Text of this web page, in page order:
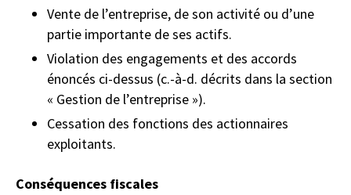
Vente de l’entreprise, de son activité ou d’une
partie importante de ses actifs.
Violation des engagements et des accords
énoncés ci-dessus (c.-à-d. décrits dans la section
« Gestion de l’entreprise »).
Cessation des fonctions des actionnaires
exploitants.
Conséquences fiscales